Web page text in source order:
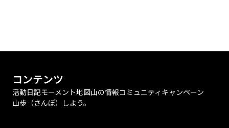
コンテンツ
活動日記モーメント地図山の情報コミュニティ キャンペーン
山歩（さんぽ）しよう。